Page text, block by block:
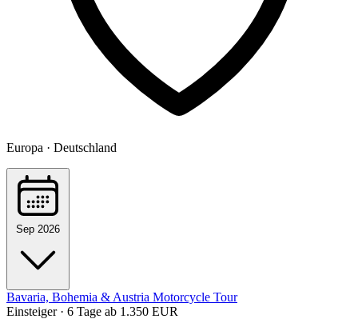
Europa · Deutschland
Sep 2026
Bavaria, Bohemia & Austria Motorcycle Tour
Einsteiger · 6 Tage ab 1.350 EUR